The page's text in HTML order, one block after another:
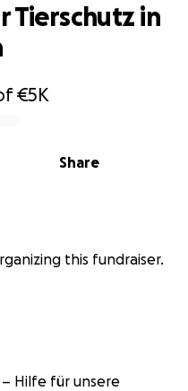
€5K
Share
Tierschutz in
this fundraiser.
Hilfe für unsere